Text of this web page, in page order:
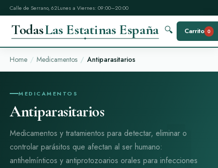
Calle de Serrano, 62Lunes a Viernes: 09:00–20:00
TodasLas Estatinas España 🔍 Carrito 0
Home Medicamentos Antiparasitarios
MEDICAMENTOS
Antiparasitarios
Medicamentos y tratamientos para detectar, eliminar o
controlar parásitos que afectan al ser humano:
antihelmínticos y antiprotozoarios orales para infecciones